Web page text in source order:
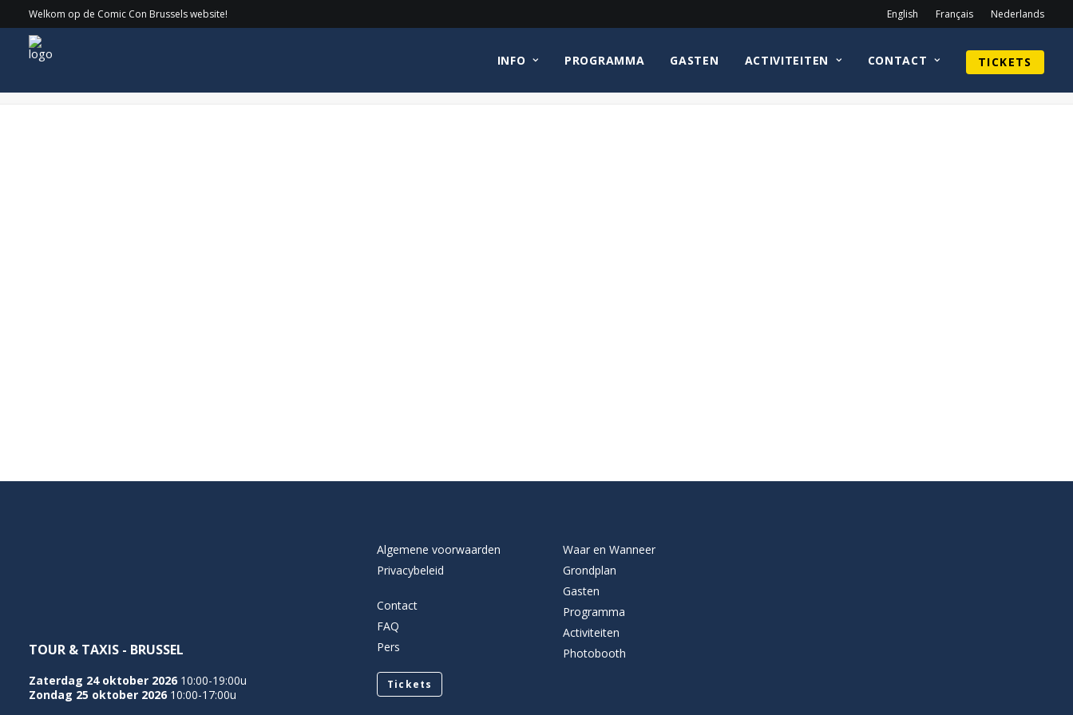
Welkom op de Comic Con Brussels website! English Français Nederlands
INFO PROGRAMMA GASTEN ACTIVITEITEN CONTACT TICKETS
Cirkel_KeeganConnorTracy Home homepage Cirkel_KeeganConnorTracy
TOUR & TAXIS - BRUSSEL
Zaterdag 24 oktober 2026 10:00-19:00u
Zondag 25 oktober 2026 10:00-17:00u
Algemene voorwaarden
Privacybeleid
Contact
FAQ
Pers
Tickets
Waar en Wanneer
Grondplan
Gasten
Programma
Activiteiten
Photobooth